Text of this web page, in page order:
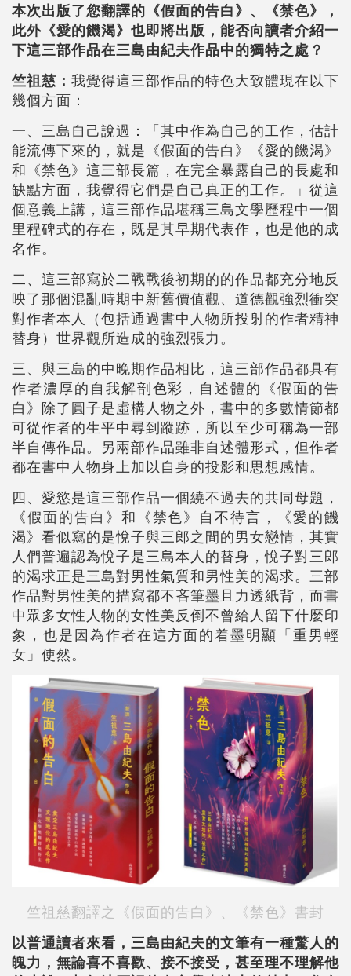
本次出版了您翻譯的《假面的告白》、《禁色》，
此外《愛的饑渴》也即將出版，能否向讀者介紹一
下這三部作品在三島由紀夫作品中的獨特之處？
竺祖慈： 我覺得這三部作品的特色大致體現在以下
幾個方面：
一、三島自己說過：「其中作為自己的工作，估計
能流傳下來的，就是《假面的告白》《愛的饑渴》
和《禁色》這三部長篇，在完全暴露自己的長處和
缺點方面，我覺得它們是自己真正的工作。」從這
個意義上講，這三部作品堪稱三島文學歷程中一個
里程碑式的存在，既是其早期代表作，也是他的成
名作。
二、這三部寫於二戰戰後初期的的作品都充分地反
映了那個混亂時期中新舊價值觀、道德觀強烈衝突
對作者本人（包括通過書中人物所投射的作者精神
替身）世界觀所造成的強烈張力。
三、與三島的中晚期作品相比，這三部作品都具有
作者濃厚的自我解剖色彩，自述體的《假面的告
白》除了圓子是虛構人物之外，書中的多數情節都
可從作者的生平中尋到蹤跡，所以至少可稱為一部
半自傳作品。另兩部作品雖非自述體形式，但作者
都在書中人物身上加以自身的投影和思想感情。
四、愛慾是這三部作品一個繞不過去的共同母題，
《假面的告白》和《禁色》自不待言，《愛的饑
渴》看似寫的是悅子與三郎之間的男女戀情，其實
人們普遍認為悅子是三島本人的替身，悅子對三郎
的渴求正是三島對男性氣質和男性美的渴求。三部
作品對男性美的描寫都不吝筆墨且力透紙背，而書
中眾多女性人物的女性美反倒不曾給人留下什麼印
象，也是因為作者在這方面的着墨明顯「重男輕
女」使然。
竺祖慈翻譯之《假面的告白》、《禁色》書封
以普通讀者來看，三島由紀夫的文筆有一種驚人的
魄力，無論喜不喜歡、接不接受，甚至理不理解他